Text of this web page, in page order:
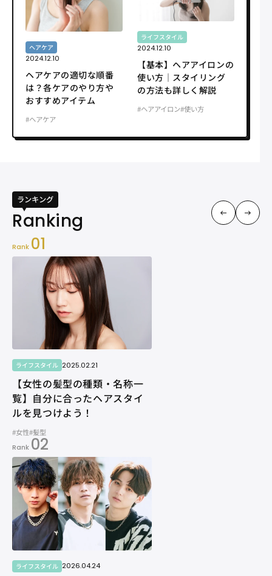
ヘアケア
2024.12.10
ヘアケアの適切な順番
は？各ケアのやり方や
おすすめアイテム
#ヘアケア
ライフスタイル
2024.12.10
【基本】ヘアアイロンの
使い方｜スタイリング
の方法も詳しく解説
#ヘアアイロン#使い方
ランキング
Rank 01
ライフスタイル 2025.02.21
【女性の髪型の種類・名称一
覧】自分に合ったヘアスタイ
ルを見つけよう！
#女性#髪型
Rank 02
ライフスタイル 2026.04.24